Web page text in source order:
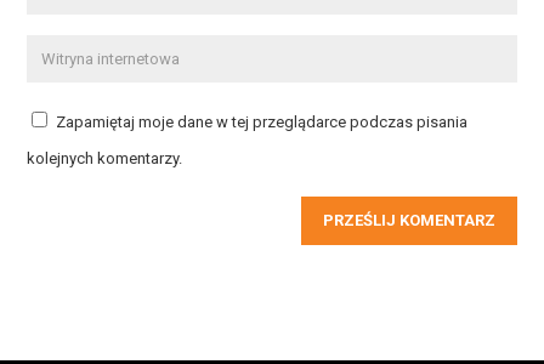
Zapamiętaj moje dane w tej przeglądarce podczas pisania
kolejnych komentarzy.
PRZEŚLIJ KOMENTARZ